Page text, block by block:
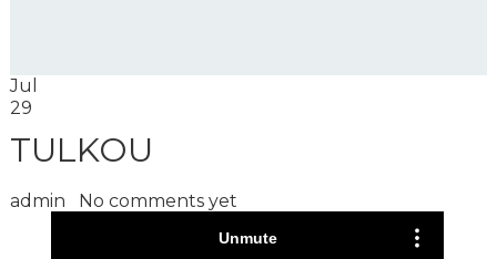
Jul
29
TULKOU
admin No comments yet